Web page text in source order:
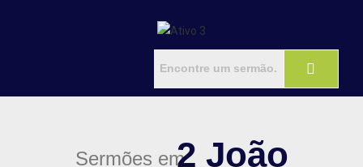
Sermões em2 João